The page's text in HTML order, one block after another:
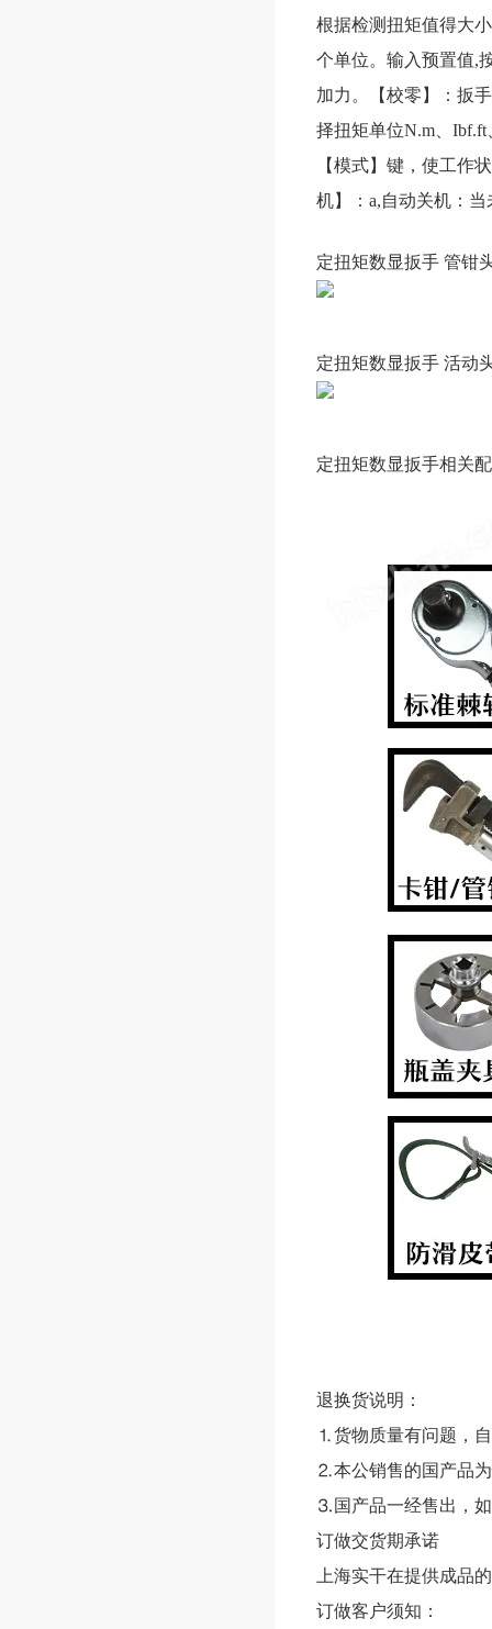
根据检测扭矩值得大
个单位。输入预置值,
加力。【校零】：扳
择扭矩单位N.m、
【模式】键，使工作
机】：a,自动关机：
定扭矩数显扳手 管钳
定扭矩数显扳手 活动
定扭矩数显扳手相关
退换货说明：
⒈货物质量有问题，
⒉本公销售的国产品
⒊国产品一经售出，
订做交货期承诺
上海实干在提供成品
订做客户须知：